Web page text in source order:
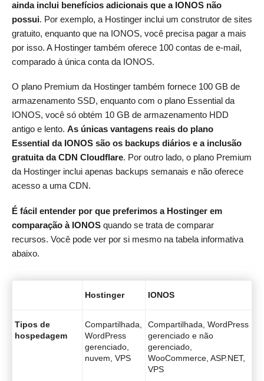
ainda inclui benefícios adicionais que a IONOS não
possui. Por exemplo, a Hostinger inclui um construtor de sites
gratuito, enquanto que na IONOS, você precisa pagar a mais
por isso. A Hostinger também oferece 100 contas de e-mail,
comparado à única conta da IONOS.
O plano Premium da Hostinger também fornece 100 GB de
armazenamento SSD, enquanto com o plano Essential da
IONOS, você só obtém 10 GB de armazenamento HDD
antigo e lento. As únicas vantagens reais do plano
Essential da IONOS são os backups diários e a inclusão
gratuita da CDN Cloudflare. Por outro lado, o plano Premium
da Hostinger inclui apenas backups semanais e não oferece
acesso a uma CDN.
É fácil entender por que preferimos a Hostinger em
comparação à IONOS quando se trata de comparar
recursos. Você pode ver por si mesmo na tabela informativa
abaixo.
Hostinger IONOS
Tipos de
hospedagem
Compartilhada,
WordPress
gerenciado,
nuvem, VPS
Compartilhada, WordPress
gerenciado e não
gerenciado,
WooCommerce, ASP.NET,
VPS